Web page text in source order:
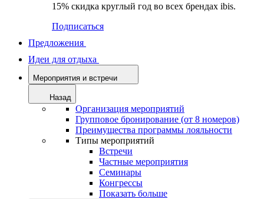
15% скидка круглый год во всех брендах ibis.
Подписаться
Предложения
Идеи для отдыха
Мероприятия и встречи
Назад
Организация мероприятий
Групповое бронирование (от 8 номеров)
Преимущества программы лояльности
Типы мероприятий
Встречи
Частные мероприятия
Семинары
Конгрессы
Показать больше